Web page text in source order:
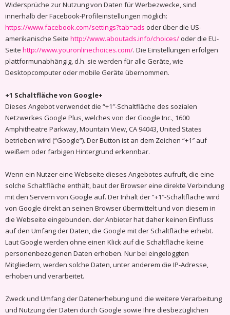
Widersprüche zur Nutzung von Daten für Werbezwecke, sind
innerhalb der Facebook-Profileinstellungen möglich:
https://www.facebook.com/settings?tab=ads oder über die US-
amerikanische Seite http://www.aboutads.info/choices/ oder die EU-
Seite http://www.youronlinechoices.com/. Die Einstellungen erfolgen
plattformunabhängig, d.h. sie werden für alle Geräte, wie
Desktopcomputer oder mobile Geräte übernommen.
+1 Schaltfläche von Google+
Dieses Angebot verwendet die “+1″-Schaltfläche des sozialen
Netzwerkes Google Plus, welches von der Google Inc., 1600
Amphitheatre Parkway, Mountain View, CA 94043, United States
betrieben wird (“Google”). Der Button ist an dem Zeichen “+1″ auf
weißem oder farbigen Hintergrund erkennbar.
Wenn ein Nutzer eine Webseite dieses Angebotes aufruft, die eine
solche Schaltfläche enthält, baut der Browser eine direkte Verbindung
mit den Servern von Google auf. Der Inhalt der “+1″-Schaltfläche wird
von Google direkt an seinen Browser übermittelt und von diesem in
die Webseite eingebunden. der Anbieter hat daher keinen Einfluss
auf den Umfang der Daten, die Google mit der Schaltfläche erhebt.
Laut Google werden ohne einen Klick auf die Schaltfläche keine
personenbezogenen Daten erhoben. Nur bei eingeloggten
Mitgliedern, werden solche Daten, unter anderem die IP-Adresse,
erhoben und verarbeitet.
Zweck und Umfang der Datenerhebung und die weitere Verarbeitung
und Nutzung der Daten durch Google sowie Ihre diesbezüglichen